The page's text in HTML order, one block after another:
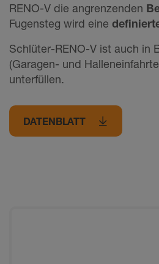
RENO-V die angrenzenden
Fugensteg wird eine
Schlüter-RENO-V ist auch in
(Garagen- und
unterfüllen.
DATENBLATT